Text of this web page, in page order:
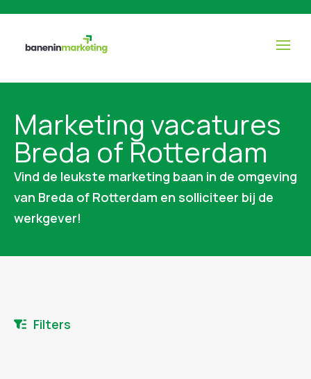
Marketing vacatures
Breda of Rotterdam
Vind de leukste marketing baan in de omgeving
van Breda of Rotterdam en solliciteer bij de
werkgever!
Filters